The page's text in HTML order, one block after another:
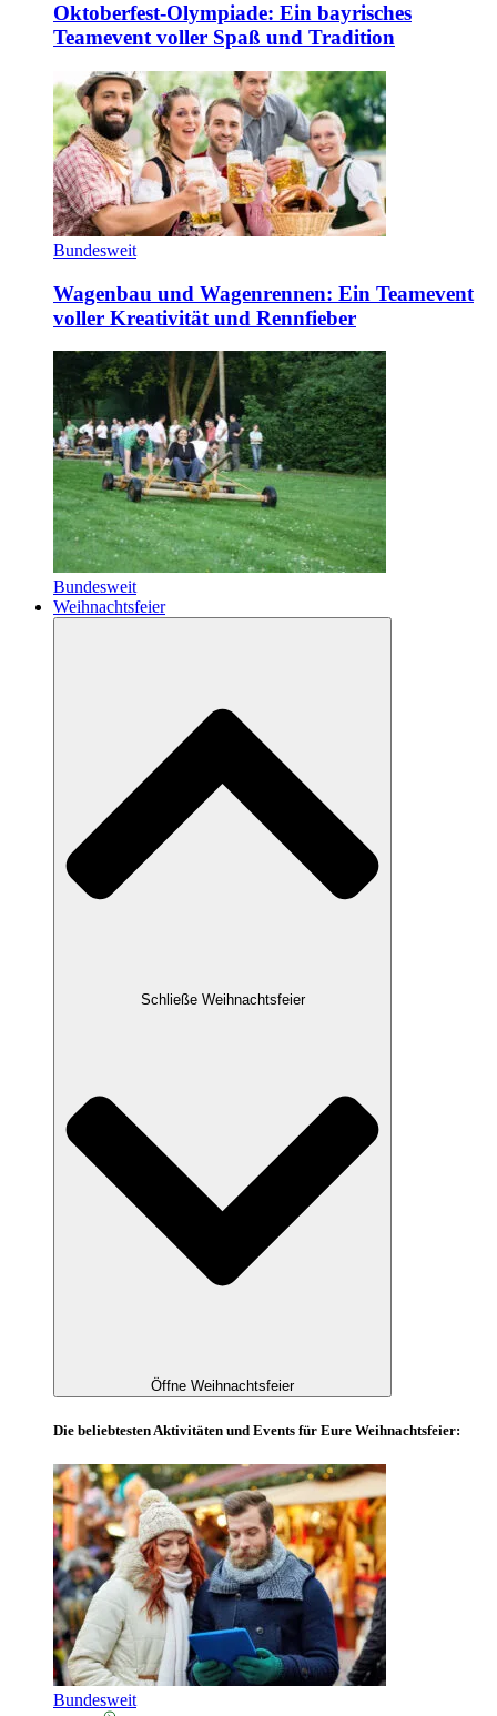
Oktoberfest-Olympiade: Ein bayrisches
Teamevent voller Spaß und Tradition
Bundesweit
Wagenbau und Wagenrennen: Ein Teamevent
voller Kreativität und Rennfieber
Bundesweit
Weihnachtsfeier
Schließe Weihnachtsfeier
Öffne Weihnachtsfeier
Die beliebtesten Aktivitäten und Events für Eure Weihnachtsfeier:
Bundesweit